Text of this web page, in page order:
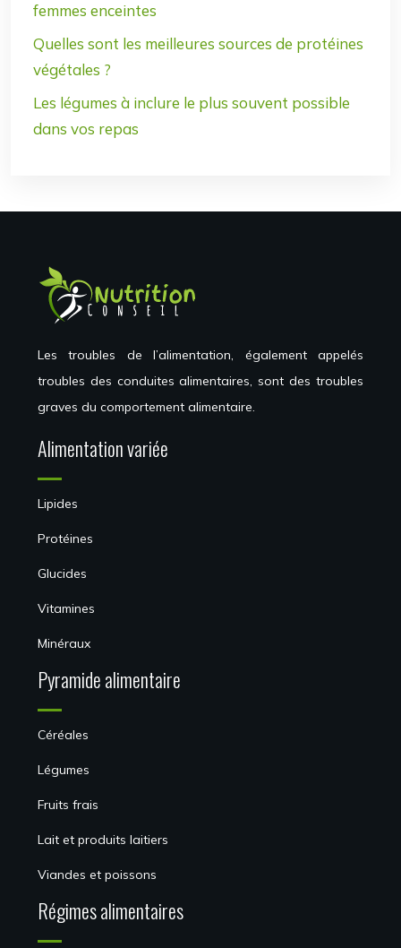
femmes enceintes
Quelles sont les meilleures sources de protéines
végétales ?
Les légumes à inclure le plus souvent possible
dans vos repas
Les troubles de l’alimentation, également appelés
troubles des conduites alimentaires, sont des troubles
graves du comportement alimentaire.
Alimentation variée
Lipides
Protéines
Glucides
Vitamines
Minéraux
Pyramide alimentaire
Céréales
Légumes
Fruits frais
Lait et produits laitiers
Viandes et poissons
Régimes alimentaires